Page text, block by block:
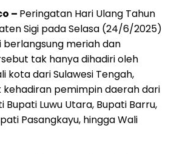
– Peringatan Hari Ulang Tahun
Sigi pada Selasa (24/6/2025)
berlangsung meriah dan
tak hanya dihadiri oleh
kota dari Sulawesi Tengah,
pemimpin daerah dari
Bupati Luwu Utara, Bupati Barru,
Pasangkayu, hingga Wali